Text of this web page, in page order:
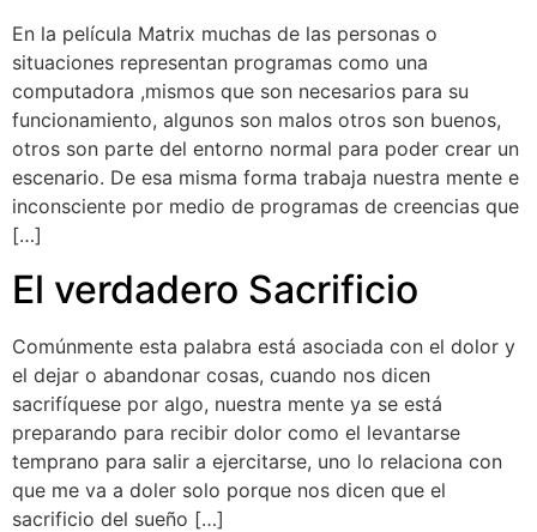
En la película Matrix muchas de las personas o
situaciones representan programas como una
computadora ,mismos que son necesarios para su
funcionamiento, algunos son malos otros son buenos,
otros son parte del entorno normal para poder crear un
escenario. De esa misma forma trabaja nuestra mente e
inconsciente por medio de programas de creencias que
[…]
El verdadero Sacrificio
Comúnmente esta palabra está asociada con el dolor y
el dejar o abandonar cosas, cuando nos dicen
sacrifíquese por algo, nuestra mente ya se está
preparando para recibir dolor como el levantarse
temprano para salir a ejercitarse, uno lo relaciona con
que me va a doler solo porque nos dicen que el
sacrificio del sueño […]